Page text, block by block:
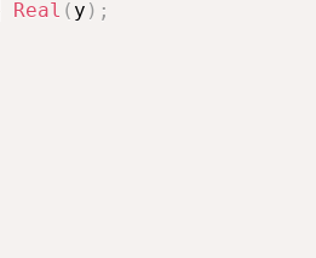
Real ( y ) ;